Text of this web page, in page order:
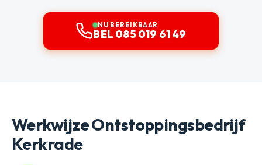
NU BEREIKBAAR
BEL 085 019 61 49
Werkwijze Ontstoppingsbedrijf
Kerkrade